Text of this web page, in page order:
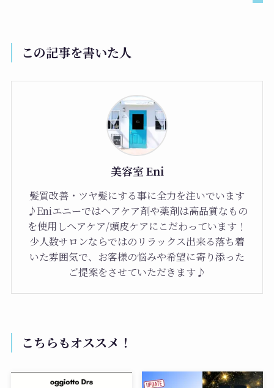
この記事を書いた人
美容室 Eni
髪質改善・ツヤ髪にする事に全力を注いでいます
♪Eniエニーではヘアケア剤や薬剤は高品質なもの
を使用しヘアケア/頭皮ケアにこだわっています！
少人数サロンならではのリラックス出来る落ち着
いた雰囲気で、お客様の悩みや希望に寄り添った
ご提案をさせていただきます♪
こちらもオススメ！